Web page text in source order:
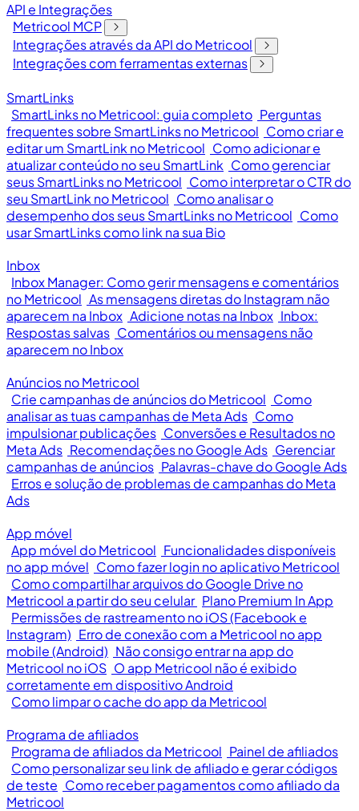
API e Integrações
Metricool MCP
Integrações através da API do Metricool
Integrações com ferramentas externas
SmartLinks
SmartLinks no Metricool: guia completo Perguntas
frequentes sobre SmartLinks no Metricool Como criar e
editar um SmartLink no Metricool Como adicionar e
atualizar conteúdo no seu SmartLink Como gerenciar
seus SmartLinks no Metricool Como interpretar o CTR do
seu SmartLink no Metricool Como analisar o
desempenho dos seus SmartLinks no Metricool Como
usar SmartLinks como link na sua Bio
Inbox
Inbox Manager: Como gerir mensagens e comentários
no Metricool As mensagens diretas do Instagram não
aparecem na Inbox Adicione notas na Inbox Inbox:
Respostas salvas Comentários ou mensagens não
aparecem no Inbox
Anúncios no Metricool
Crie campanhas de anúncios do Metricool Como
analisar as tuas campanhas de Meta Ads Como
impulsionar publicações Conversões e Resultados no
Meta Ads Recomendações no Google Ads Gerenciar
campanhas de anúncios Palavras-chave do Google Ads
Erros e solução de problemas de campanhas do Meta
Ads
App móvel
App móvel do Metricool Funcionalidades disponíveis
no app móvel Como fazer login no aplicativo Metricool
Como compartilhar arquivos do Google Drive no
Metricool a partir do seu celular Plano Premium In App
Permissões de rastreamento no iOS (Facebook e
Instagram) Erro de conexão com a Metricool no app
mobile (Android) Não consigo entrar na app do
Metricool no iOS O app Metricool não é exibido
corretamente em dispositivo Android
Como limpar o cache do app da Metricool
Programa de afiliados
Programa de afiliados da Metricool Painel de afiliados
Como personalizar seu link de afiliado e gerar códigos
de teste Como receber pagamentos como afiliado da
Metricool